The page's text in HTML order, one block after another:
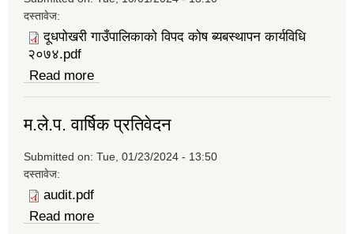
दस्तावेज:
दूधपोखरी गाउँपालिकाको विपद कोष ब्यबस्थापन कार्यविधि
२०७४.pdf
Read more
म.ले.प. वार्षिक प्रतिवेदन
Submitted on: Tue, 01/23/2024 - 13:50
दस्तावेज:
audit.pdf
Read more